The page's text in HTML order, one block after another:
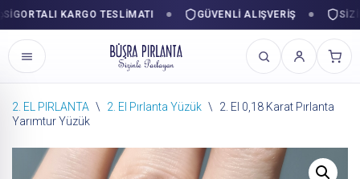
KARGO TESLIMATI GÜVENLI ALIŞVERIŞ
İçeriğe
2. EL PIRLANTA \ 2. El Pırlanta Yüzük \
2. El 0,18 Karat Pırlanta
Yarımtur Yüzük